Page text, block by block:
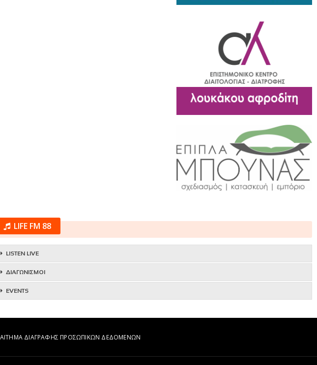
LIFE FM 88
LISTEN LIVE
ΔΙΑΓΩΝΙΣΜΟΙ
EVENTS
ΑΙΤΗΜΑ ΔΙΑΓΡΑΦΗΣ ΠΡΟΣΩΠΙΚΩΝ ΔΕΔΟΜΕΝΩΝ